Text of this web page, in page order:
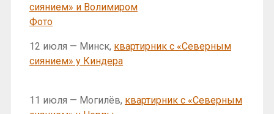
сиянием» и Волимиром
Фото
12 июля — Минск, квартирник с «Северным
сиянием» у Киндера
11 июля — Могилёв, квартирник с «Северным